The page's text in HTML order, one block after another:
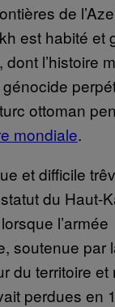
de
est habité et
l’histoire
ottoman
mondiale.
et difficile
du Haut-
l’armée
soutenue par
du territoire et
perdues en